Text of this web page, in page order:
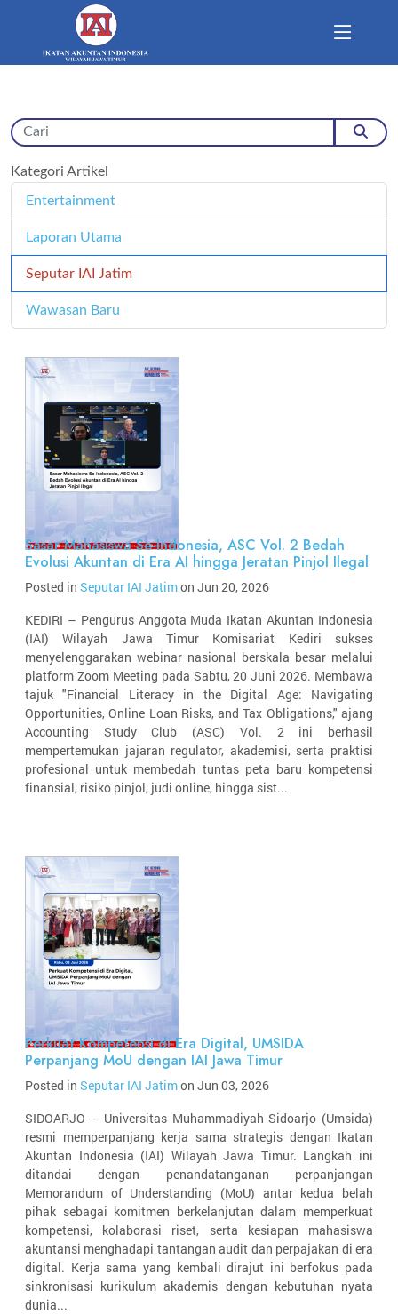
Kategori Artikel
Entertainment
Laporan Utama
Seputar IAI Jatim
Wawasan Baru
Sasar Mahasiswa Se-Indonesia, ASC Vol. 2 Bedah
Evolusi Akuntan di Era AI hingga Jeratan Pinjol Ilegal
Posted in Seputar IAI Jatimon Jun 20, 2026
KEDIRI – Pengurus Anggota Muda Ikatan Akuntan Indonesia
(IAI) Wilayah Jawa Timur Komisariat Kediri sukses
menyelenggarakan webinar nasional berskala besar melalui
platform Zoom Meeting pada Sabtu, 20 Juni 2026. Membawa
tajuk "Financial Literacy in the Digital Age: Navigating
Opportunities, Online Loan Risks, and Tax Obligations," ajang
Accounting Study Club (ASC) Vol. 2 ini berhasil
mempertemukan jajaran regulator, akademisi, serta praktisi
profesional untuk membedah tuntas peta baru kompetensi
finansial, risiko pinjol, judi online, hingga sist...
Perkuat Kompetensi di Era Digital, UMSIDA
Perpanjang MoU dengan IAI Jawa Timur
Posted in Seputar IAI Jatimon Jun 03, 2026
SIDOARJO – Universitas Muhammadiyah Sidoarjo (Umsida)
resmi memperpanjang kerja sama strategis dengan Ikatan
Akuntan Indonesia (IAI) Wilayah Jawa Timur. Langkah ini
ditandai dengan penandatanganan perpanjangan
Memorandum of Understanding (MoU) antar kedua belah
pihak sebagai komitmen berkelanjutan dalam memperkuat
kompetensi, kolaborasi riset, serta kesiapan mahasiswa
akuntansi menghadapi tantangan audit dan perpajakan di era
digital. Kerja sama yang kembali dirajut ini berfokus pada
sinkronisasi kurikulum akademis dengan kebutuhan nyata
dunia...